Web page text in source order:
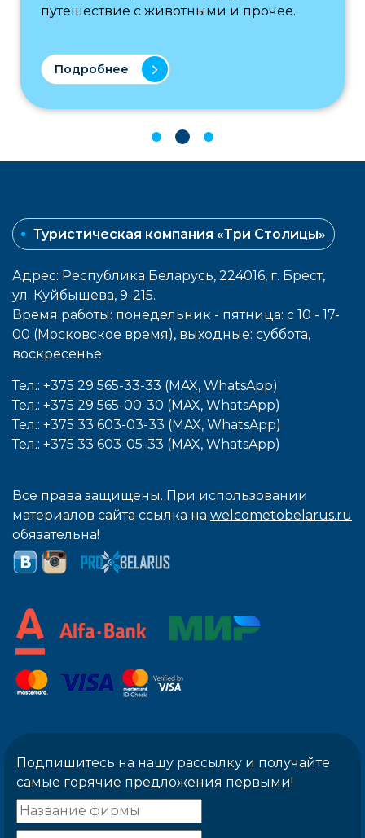
путешествие с животными и прочее.
Подробнее
Туристическая компания «Три Столицы»
Адрес: Республика Беларусь, 224016, г. Брест,
ул. Куйбышева, 9-215.
Время работы: понедельник - пятница: с 10 - 17-
00 (Московское время), выходные: cуббота,
воcкресенье.
Тел.: +375 29 565-33-33 (MAX, WhatsApp)
Тел.: +375 29 565-00-30 (MAX, WhatsApp)
Тел.: +375 33 603-03-33 (MAX, WhatsApp)
Тел.: +375 33 603-05-33 (MAX, WhatsApp)
Все права защищены. При использовании
материалов сайта ссылка на welcometobelarus.ru
обязательна!
Подпишитесь на нашу рассылку и получайте
самые горячие предложения первыми!